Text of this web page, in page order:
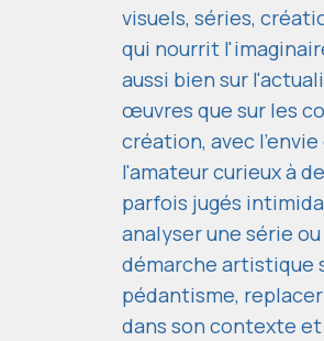
visuels, séries,
qui nourrit
aussi bien sur
œuvres que sur les
création, avec
l'amateur curieux à
parfois jugés
analyser une série
démarche artistique
pédantisme,
dans son contexte